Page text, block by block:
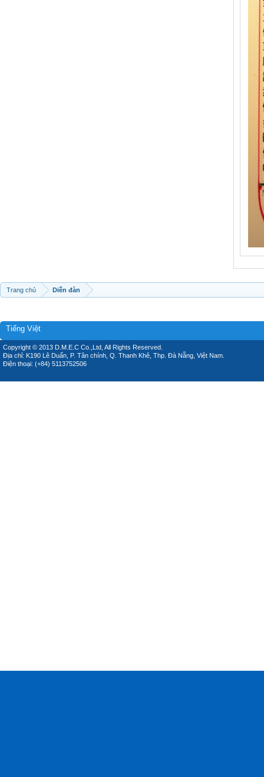
Trang chủ Diễn đàn
Tiếng Việt
Copyright © 2013 D.M.E.C Co.,Ltd, All Rights Reserved.
Địa chỉ: K190 Lê Duẩn, P. Tân chính, Q. Thanh Khê, Thp. Đà Nẵng, Việt Nam.
Điện thoại: (+84) 5113752506